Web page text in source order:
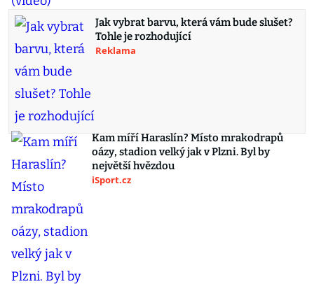
Jak vybrat barvu, která vám bude slušet?
Tohle je rozhodující
Reklama
Kam míří Haraslín? Místo mrakodrapů
oázy, stadion velký jak v Plzni. Byl by
největší hvězdou
iSport.cz